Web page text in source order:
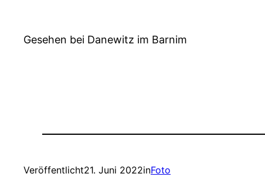
Gesehen bei Danewitz im Barnim
Veröffentlicht21. Juni 2022inFoto